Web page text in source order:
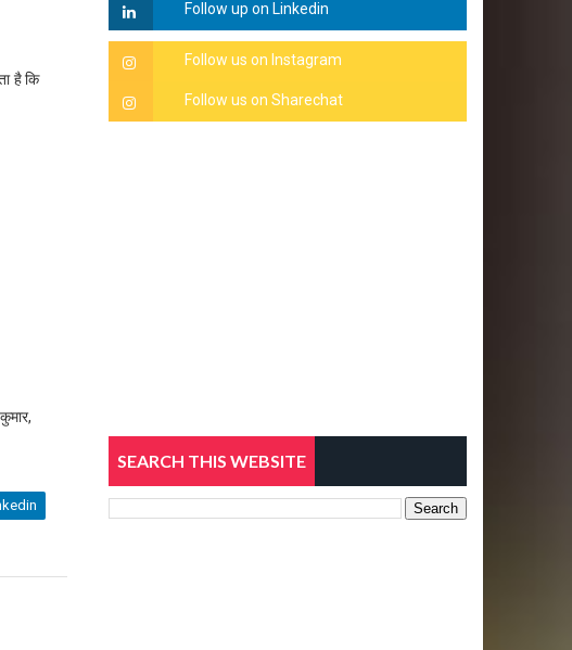
है कि
SEARCH THIS WEBSITE